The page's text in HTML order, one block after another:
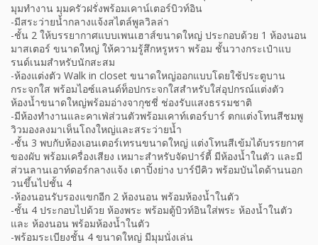
มุมทำงาน มุมครัวฝรั่งพร้อมเคาน์เตอร์บิวท์อิน
-มีสระว่ายน้ำกลางแจ้งสไตล์พูลวิลล่า
-ชั้น 2 ให้บรรยากาศแบบเพนเฮาส์ขนาดใหญ่ ประกอบด้วย 1 ห้องนอน
มาสเตอร์ ขนาดใหญ่ ให้ความรู้สึกหรูหรา พร้อม ชั้นวางกระเป๋าแบ
รนด์เนมสำหรับนักสะสม
-ห้องแต่งตัว Walk in closet ขนาดใหญ่ออกแบบโดยใช้ประตูบาน
กระจกใส พร้อมไอซ์แลนด์ท็อปกระจกใสสำหรับใส่อุปกรณ์แต่งตัว
ห้องน้ำขนาดใหญ่พร้อมอ่างจากุชชี่ ช่องรับแสงธรรมชาติ
-มีห้องทำงานและคาเฟ่ส่วนตัวพร้อมเคาท์เตอร์บาร์ ตกแต่งโทนสีชมพู
วิวมองลงมาเห็นโถงใหญ่และสระว่ายน้ำ
-ชั้น 3 พบกับห้องเอนเตอร์เทรนขนาดใหญ่ แต่งโทนสีเข้มได้บรรยกาศ
ของผับ พร้อมเครื่องเสียง เหมาะสำหรับจัดปาร์ตี้ มีห้องน้ำในตัว และมี
ส่วนลานเอาท์ดอร์กลางแจ้ง เตาปิ้งย่าง บาร์บีคิว พร้อมบันไดด้านนอก
วนขึ้นไปชั้น 4
-ห้องนอนรับรองแขกอีก 2 ห้องนอน พร้อมห้องน้ำในตัว
-ชั้น 4 ประกอบไปด้วย ห้องพระ พร้อมตู้บิวท์อินใส่พระ ห้องน้ำในตัว
และ ห้องนอน พร้อมห้องน้ำในตัว
-พร้อมระเบียงชั้น 4 ขนาดใหญ่ มีมุมนั่งเล่น